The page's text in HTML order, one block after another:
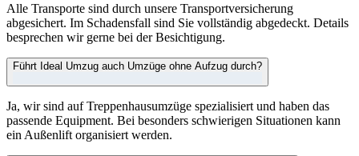
Alle Transporte sind durch unsere Transportversicherung
abgesichert. Im Schadensfall sind Sie vollständig abgedeckt. Details
besprechen wir gerne bei der Besichtigung.
Führt Ideal Umzug auch Umzüge ohne Aufzug durch?
Ja, wir sind auf Treppenhausumzüge spezialisiert und haben das
passende Equipment. Bei besonders schwierigen Situationen kann
ein Außenlift organisiert werden.